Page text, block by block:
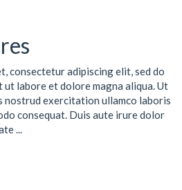
consectetur adipiscing elit, sed do
ut labore et dolore magna aliqua. Ut
nostrud exercitation ullamco laboris
consequat. Duis aute irure dolor
...